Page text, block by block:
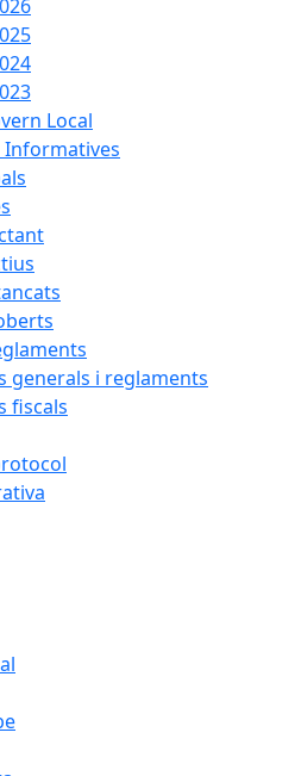
Local
Informatives
generals i reglaments
fiscals